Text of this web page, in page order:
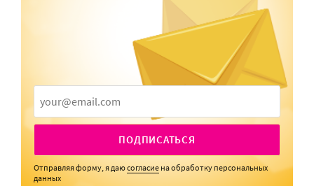
ПОДПИСАТЬСЯ
Отправляя форму, я даюсогласие на обработку персональных
данных